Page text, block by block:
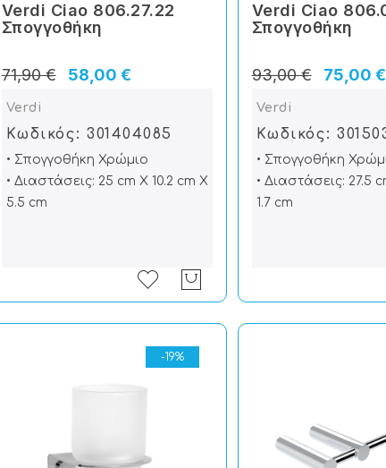
Verdi Ciao 806.27.22
Σπογγοθήκη
58,00 €
71,90 €
Verdi
Κωδικός: 301404085
• Σπογγοθήκη Χρώμιο
• Διαστάσεις: 25 cm X 10.2 cm X
5.5 cm
Verdi Ciao
Σπογγοθήκη
75,00 €
93,00 €
Verdi
Κωδικός:
• Σπογγοθήκη
• Διαστάσεις: 27.5
1.7 cm
-19%